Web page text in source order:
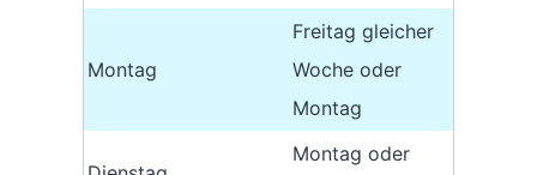
Montag
Freitag gleicher
Woche oder
Montag
Montag oder